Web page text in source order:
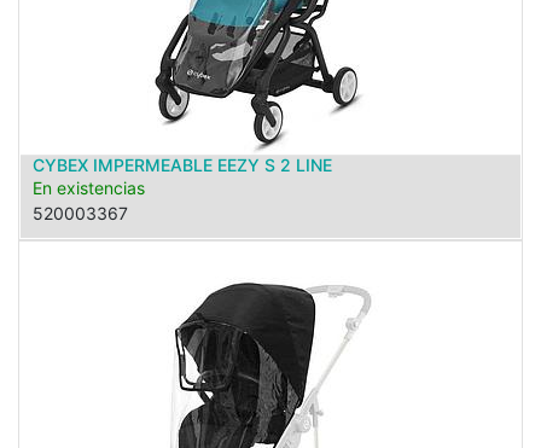
CYBEX IMPERMEABLE EEZY S 2 LINE
En existencias
520003367